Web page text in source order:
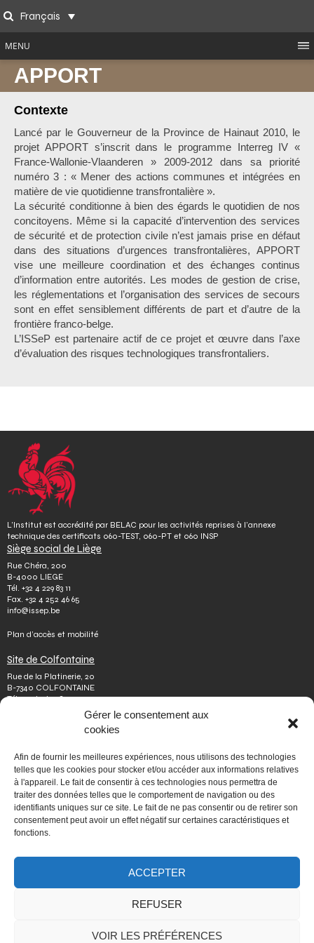
Gérer le consentement aux
cookies
Afin de fournir les meilleures expériences, nous utilisons des technologies
telles que les cookies pour stocker et/ou accéder aux informations relatives
à l'appareil. Le fait de consentir à ces technologies nous permettra de
traiter des données telles que le comportement de navigation ou des
identifiants uniques sur ce site. Le fait de ne pas consentir ou de retirer son
consentement peut avoir un effet négatif sur certaines caractéristiques et
fonctions.
ACCEPTER
REFUSER
VOIR LES PRÉFÉRENCES
to
content
SearchFrançais
MENU
APPORT
Contexte
Lancé par le Gouverneur de la Province de Hainaut 2010, le
projet APPORT s’inscrit dans le programme Interreg IV «
France-Wallonie-Vlaanderen » 2009-2012 dans sa priorité
numéro 3 : « Mener des actions communes et intégrées en
matière de vie quotidienne transfrontalière ».
La sécurité conditionne à bien des égards le quotidien de nos
concitoyens. Même si la capacité d’intervention des services
de sécurité et de protection civile n’est jamais prise en défaut
dans des situations d’urgences transfrontalières, APPORT
vise une meilleure coordination et des échanges continus
d’information entre autorités. Les modes de gestion de crise,
les réglementations et l’organisation des services de secours
sont en effet sensiblement différents de part et d’autre de la
frontière franco-belge.
L’ISSeP est partenaire actif de ce projet et œuvre dans l’axe
d’évaluation des risques technologiques transfrontaliers.
L’Institut est accrédité par BELAC pour les activités reprises à l’annexe
technique des certificats 060-TEST, 060-PT et 060 INSP
Siège social de Liège
Rue Chéra, 200
B-4000 LIEGE
Tél. +32 4 229 83 11
Fax. +32 4 252 46 65
info@issep.be
Plan d’accès et mobilité
Site de Colfontaine
Rue de la Platinerie, 20
B-7340 COLFONTAINE
Tél.+32 65 610 813
colfontaine@issep.be
Qui sommes-nous
Travailler chez nous
Effectuer un stage
Poser une question
Autres
Vie privée
Mentions légales
Accessibilité
Fédération Wallonie-Bruxelles